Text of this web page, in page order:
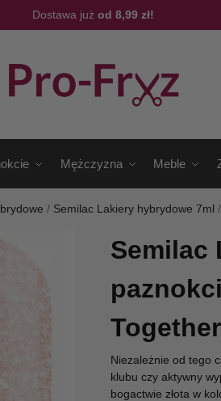
Dostawa już od 8,99 zł!
Mężczyzna Meble
/ Semilac Lakiery hybrydowe 7ml /
Semilac
Together
Niezależnie od tego
klubu czy aktywny
bogactwie złota w